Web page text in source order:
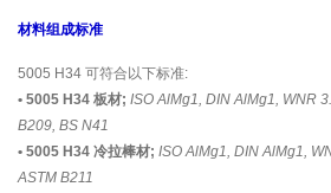
材料组成标准
5005 H34 可符合以下标准:
• 5005 H34 板材; ISO AlMg1, DIN AlMg1, WNR
B209, BS N41
• 5005 H34 冷拉棒材; ISO AlMg1, DIN AlMg1,
ASTM B211